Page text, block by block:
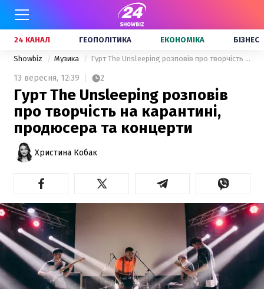
24 КАНАЛ ГЕОПОЛІТИКА ЕКОНОМІКА БІЗНЕС
Showbiz Музика Гурт The Unsleeping розповів про творчість на карантині, продюсера та концерти
13 вересня, 12:39 2
Гурт The Unsleeping розповів
про творчість на карантині,
продюсера та концерти
Христина Кобак